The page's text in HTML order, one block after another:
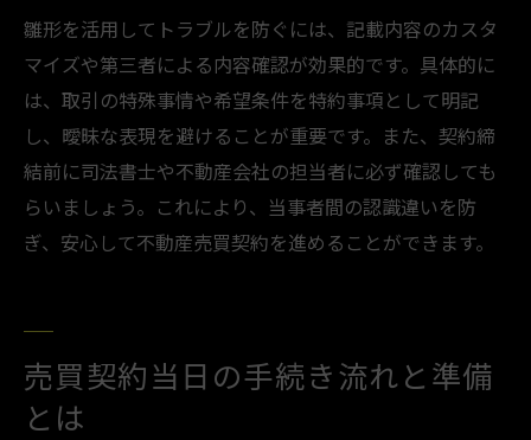
雛形を活用してトラブルを防ぐには、記載内容のカスタ
マイズや第三者による内容確認が効果的です。具体的に
は、取引の特殊事情や希望条件を特約事項として明記
し、曖昧な表現を避けることが重要です。また、契約締
結前に司法書士や不動産会社の担当者に必ず確認しても
らいましょう。これにより、当事者間の認識違いを防
ぎ、安心して不動産売買契約を進めることができます。
売買契約当日の手続き流れと準備
とは